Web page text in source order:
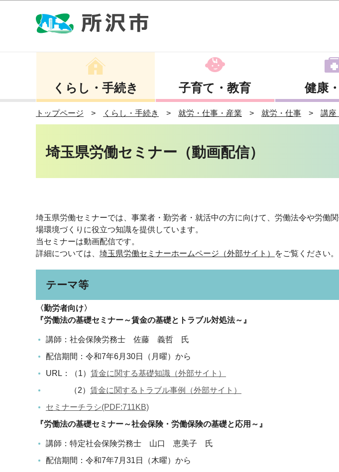
くらし・手続き 子育て・教育 健康
トップページ くらし・手続き 就労・仕事・産業 就労・仕事 講座
埼玉県労働セミナー（動画配信）
埼玉県労働セミナーでは、事業者・勤労者・就活中の方に向けて、労働法令や労働
場環境づくりに役立つ知識を提供しています。
当セミナーは動画配信です。
詳細については、 埼玉県労働セミナーホームページ（外部サイト） をご覧ください。
テーマ等
〈勤労者向け〉
『労働法の基礎セミナー～賃金の基礎とトラブル対処法～』
講師：社会保険労務士 佐藤 義哲 氏
配信期間：令和7年6月30日（月曜）から
URL：（1） 賃金に関する基礎知識（外部サイト）
（2） 賃金に関するトラブル事例（外部サイト）
セミナーチラシ(PDF:711KB)
『労働法の基礎セミナー～社会保険・労働保険の基礎と応用～』
講師：特定社会保険労務士 山口 恵美子 氏
配信期間：令和7年7月31日（木曜）から